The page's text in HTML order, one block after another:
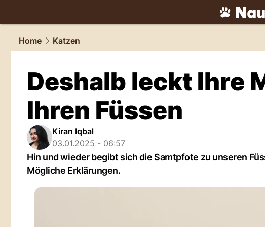
tiere.NAU.ch
Home
Katzen
Deshalb leckt Ihre
Ihren Füssen
Kiran Iqbal
03.01.2025 - 06:57
Hin und wieder begibt sich die Samtpfote zu unseren
Mögliche Erklärungen.